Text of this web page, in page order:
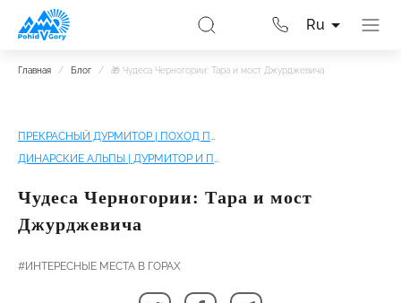
Ru
Главная / Блог / 🎁 Чудеса Черногории: Тара и мост Джурджевича
ПРЕКРАСНЫЙ ДУРМИТОР | ПОХОД ПО ЧЕРНОГОРИИ БЕЗ РЮКЗАКОВ
ДИНАРСКИЕ АЛЬПЫ | ДУРМИТОР И ПРОКЛЕТЬЕ
Чудеса Черногории: Тара и мост
Джурджевича
#ИНТЕРЕСНЫЕ МЕСТА В ГОРАХ